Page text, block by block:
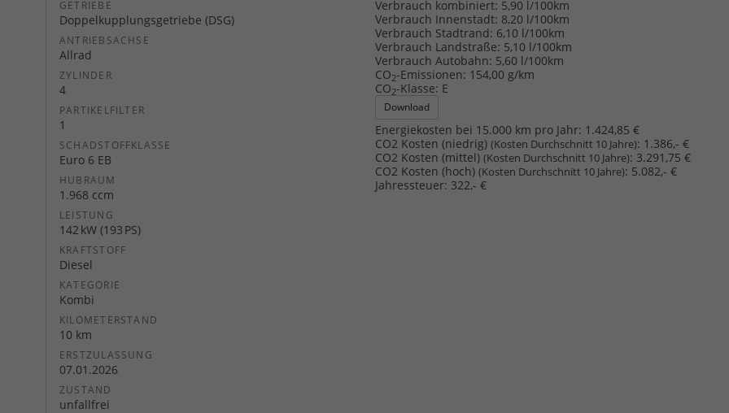
GETRIEBE
Doppelkupplungsgetriebe (DSG)
ANTRIEBSACHSE
Allrad
ZYLINDER
4
PARTIKELFILTER
1
SCHADSTOFFKLASSE
Euro 6 EB
HUBRAUM
1.968 ccm
LEISTUNG
142 kW (193 PS)
KRAFTSTOFF
Diesel
KATEGORIE
Kombi
KILOMETERSTAND
10 km
ERSTZULASSUNG
07.01.2026
ZUSTAND
unfallfrei
Verbrauch kombiniert: 5,90 l/100km
Verbrauch Innenstadt: 8,20 l/100km
Verbrauch Stadtrand: 6,10 l/100km
Verbrauch Landstraße: 5,10 l/100km
Verbrauch Autobahn: 5,60 l/100km
CO2-Emissionen: 154,00 g/km
CO2-Klasse: E
Download
Energiekosten bei 15.000 km pro Jahr: 1.424,85 €
CO2 Kosten (niedrig) (Kosten Durchschnitt 10 Jahre): 1.386,- €
CO2 Kosten (mittel) (Kosten Durchschnitt 10 Jahre): 3.291,75 €
CO2 Kosten (hoch) (Kosten Durchschnitt 10 Jahre): 5.082,- €
Jahressteuer: 322,- €